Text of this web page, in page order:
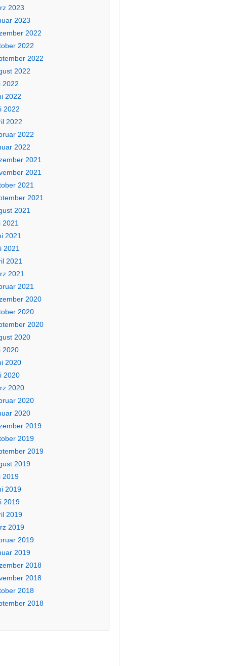
2023
2023
2022
2022
2022
2022
2022
2022
2022
2022
2022
2022
2021
2021
2021
2021
2021
2021
2021
2021
2021
2021
2021
2020
2020
2020
2020
2020
2020
2020
2020
2020
2020
2019
2019
2019
2019
2019
2019
2019
2019
2019
2019
2019
2018
2018
2018
2018